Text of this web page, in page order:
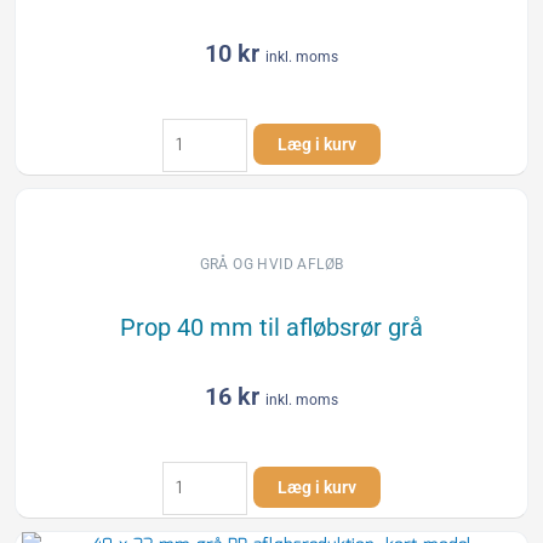
10 kr inkl. moms
Bøjning
40
mm
antal
Læg i kurv
GRÅ OG HVID AFLØB
Prop 40 mm til afløbsrør grå
16 kr inkl. moms
Prop
40
mm
Læg i kurv